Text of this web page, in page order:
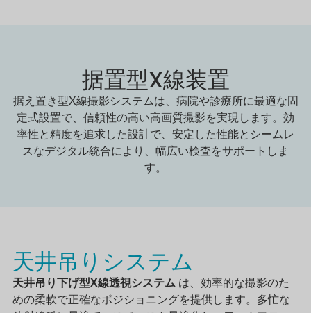
据置型X線装置
据え置き型X線撮影システムは、病院や診療所に最適な固
定式設置で、信頼性の高い高画質撮影を実現します。効
率性と精度を追求した設計で、安定した性能とシームレ
スなデジタル統合により、幅広い検査をサポートしま
す。
天井吊りシステム
天井吊り下げ型X線透視システム は、効率的な撮影のた
めの柔軟で正確なポジショニングを提供します。多忙な